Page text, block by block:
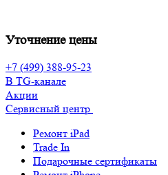
Уточнение цены
+7 (499) 388-95-23
В TG-канале
Акции
Сервисный центр
Ремонт iPad
Trade In
Подарочные сертификаты